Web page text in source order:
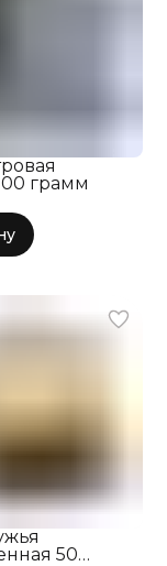
грамм
50